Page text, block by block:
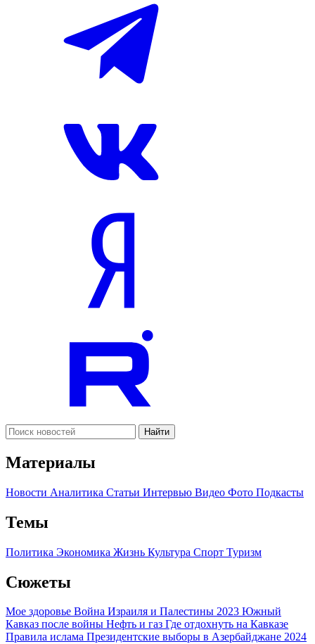
Найти
Материалы
Новости Аналитика Статьи Интервью Видео Фото Подкасты
Темы
Политика Экономика Жизнь Культура Спорт Туризм
Сюжеты
Мое здоровье Война Израиля и Палестины 2023 Южный
Кавказ после войны Нефть и газ Где отдохнуть на Кавказе
Правила ислама Президентские выборы в Азербайджане 2024